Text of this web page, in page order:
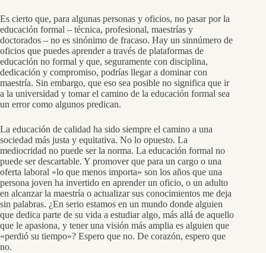
Es cierto que, para algunas personas y oficios, no pasar por la
educación formal – técnica, profesional, maestrías y
doctorados – no es sinónimo de fracaso. Hay un sinnúmero de
oficios que puedes aprender a través de plataformas de
educación no formal y que, seguramente con disciplina,
dedicación y compromiso, podrías llegar a dominar con
maestría. Sin embargo, que eso sea posible no significa que ir
a la universidad y tomar el camino de la educación formal sea
un error como algunos predican.
La educación de calidad ha sido siempre el camino a una
sociedad más justa y equitativa. No lo opuesto. La
mediocridad no puede ser la norma. La educación formal no
puede ser descartable. Y promover que para un cargo o una
oferta laboral «lo que menos importa» son los años que una
persona joven ha invertido en aprender un oficio, o un adulto
en alcanzar la maestría o actualizar sus conocimientos me deja
sin palabras. ¿En serio estamos en un mundo donde alguien
que dedica parte de su vida a estudiar algo, más allá de aquello
que le apasiona, y tener una visión más amplia es alguien que
«perdió su tiempo»? Espero que no. De corazón, espero que
no.